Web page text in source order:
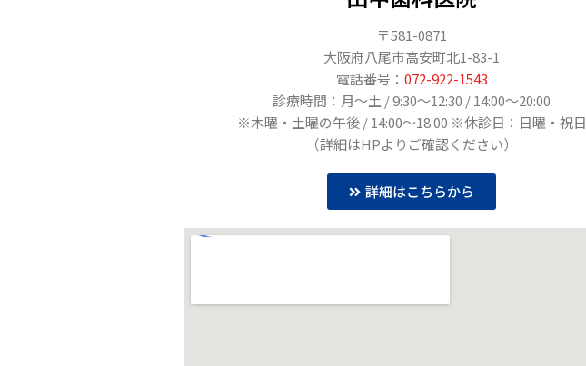
〒581-0871
大阪府八尾市高安町北1-83-1
電話番号： 072-922-1543
診療時間：月〜土 / 9:30～12:30 / 14:00～20:00
※木曜・土曜の午後 / 14:00～18:00 ※休診日：日曜・祝日
（詳細はHPよりご確認ください）
詳細はこちらから